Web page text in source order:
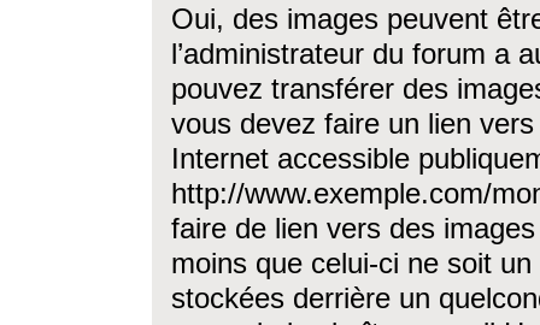
Oui, des images peuvent
l’administrateur du forum a
pouvez transférer des
vous devez faire un lien
Internet accessible
http://www.exemple.com/
faire de lien vers des
moins que celui-ci ne soit
stockées derrière un